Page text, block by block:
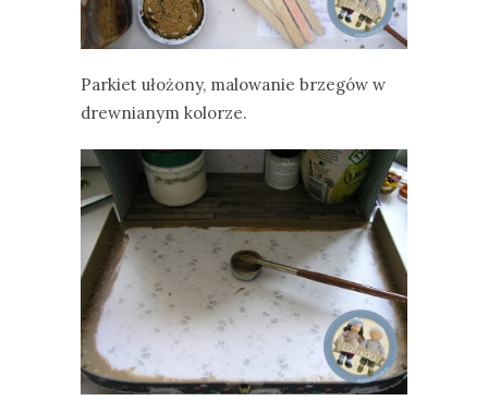
Parkiet ułożony, malowanie brzegów w
drewnianym kolorze.